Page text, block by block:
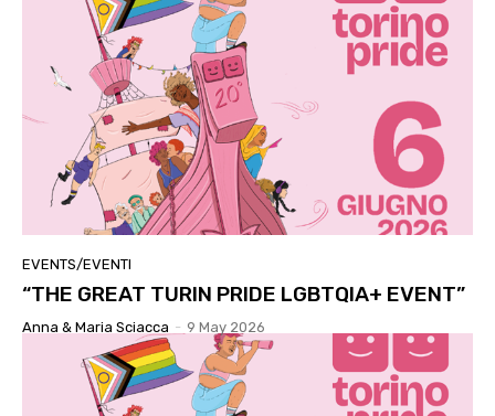
EVENTS/EVENTI
“THE GREAT TURIN PRIDE LGBTQIA+ EVENT”
Anna & Maria Sciacca - 9 May 2026